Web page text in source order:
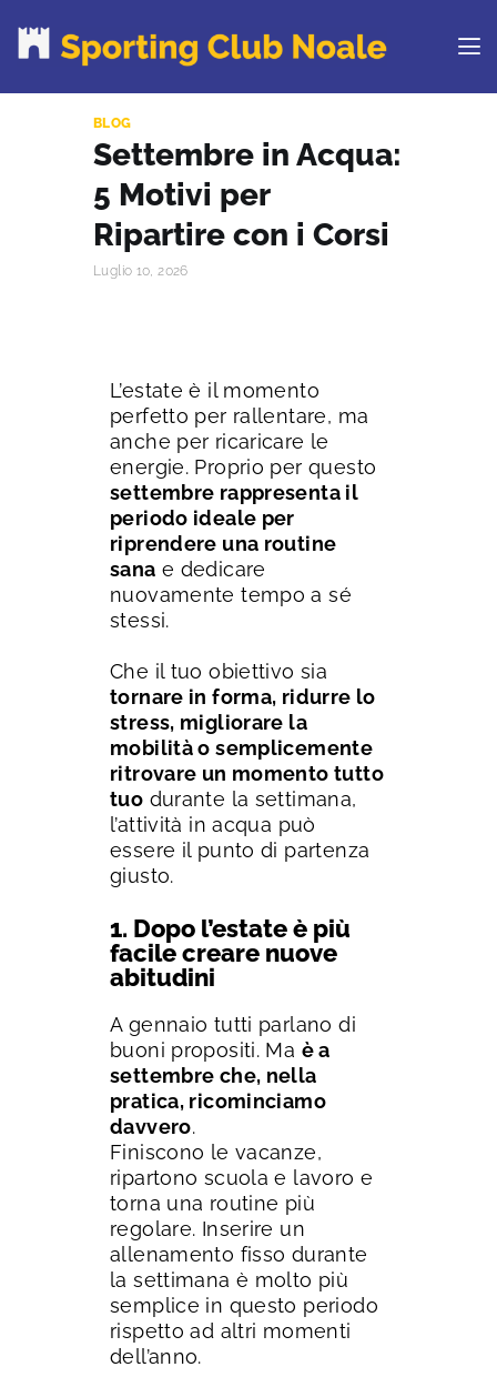
PROVA IL CLUB
CORSI
ORARI
CENTRI ESTIVI
RINNOVA ONLINE
BLOG
Settembre in Acqua:
5 Motivi per
Ripartire con i Corsi
Luglio 10, 2026
L’estate è il momento
perfetto per rallentare, ma
anche per ricaricare le
energie. Proprio per questo
settembre rappresenta il
periodo ideale per
riprendere una routine
sana e dedicare
nuovamente tempo a sé
stessi.
Che il tuo obiettivo sia
tornare in forma, ridurre lo
stress, migliorare la
mobilità o semplicemente
ritrovare un momento tutto
tuo durante la settimana,
l’attività in acqua può
essere il punto di partenza
giusto.
1. Dopo l’estate è più
facile creare nuove
abitudini
A gennaio tutti parlano di
buoni propositi. Ma è a
settembre che, nella
pratica, ricominciamo
davvero.
Finiscono le vacanze,
ripartono scuola e lavoro e
torna una routine più
regolare. Inserire un
allenamento fisso durante
la settimana è molto più
semplice in questo periodo
rispetto ad altri momenti
dell’anno.